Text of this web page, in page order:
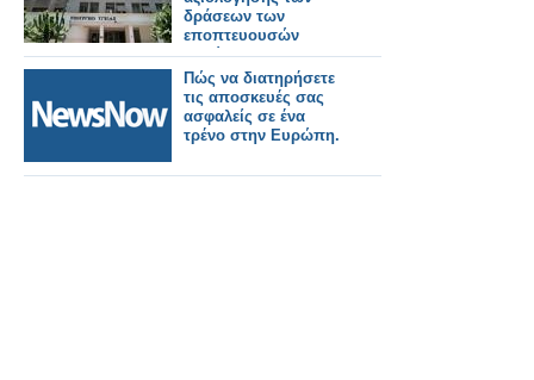
δράσεων των
εποπτευουσών
αρχών του
Υπουργείου Υγείας
Πώς να διατηρήσετε
τις αποσκευές σας
ασφαλείς σε ένα
τρένο στην Ευρώπη.